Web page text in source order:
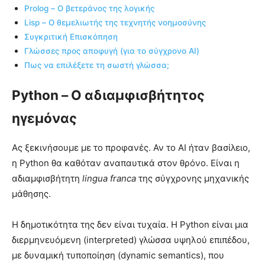
Prolog – Ο βετεράνος της λογικής
Lisp – Ο θεμελιωτής της τεχνητής νοημοσύνης
Συγκριτική Επισκόπηση
Γλώσσες προς αποφυγή (για το σύγχρονο AI)
Πως να επιλέξετε τη σωστή γλώσσα;
Python – Ο αδιαμφισβήτητος
ηγεμόνας
Ας ξεκινήσουμε με το προφανές. Αν το AI ήταν βασίλειο,
η Python θα καθόταν αναπαυτικά στον θρόνο. Είναι η
αδιαμφισβήτητη lingua franca της σύγχρονης μηχανικής
μάθησης.
Η δημοτικότητα της δεν είναι τυχαία. Η Python είναι μια
διερμηνευόμενη (interpreted) γλώσσα υψηλού επιπέδου,
με δυναμική τυποποίηση (dynamic semantics), που